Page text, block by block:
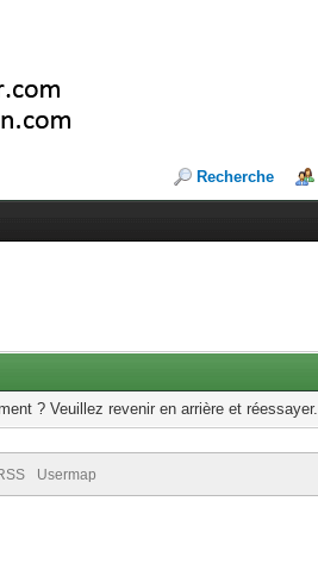
Recherche
? Veuillez revenir en arrière et réessayer.
Usermap